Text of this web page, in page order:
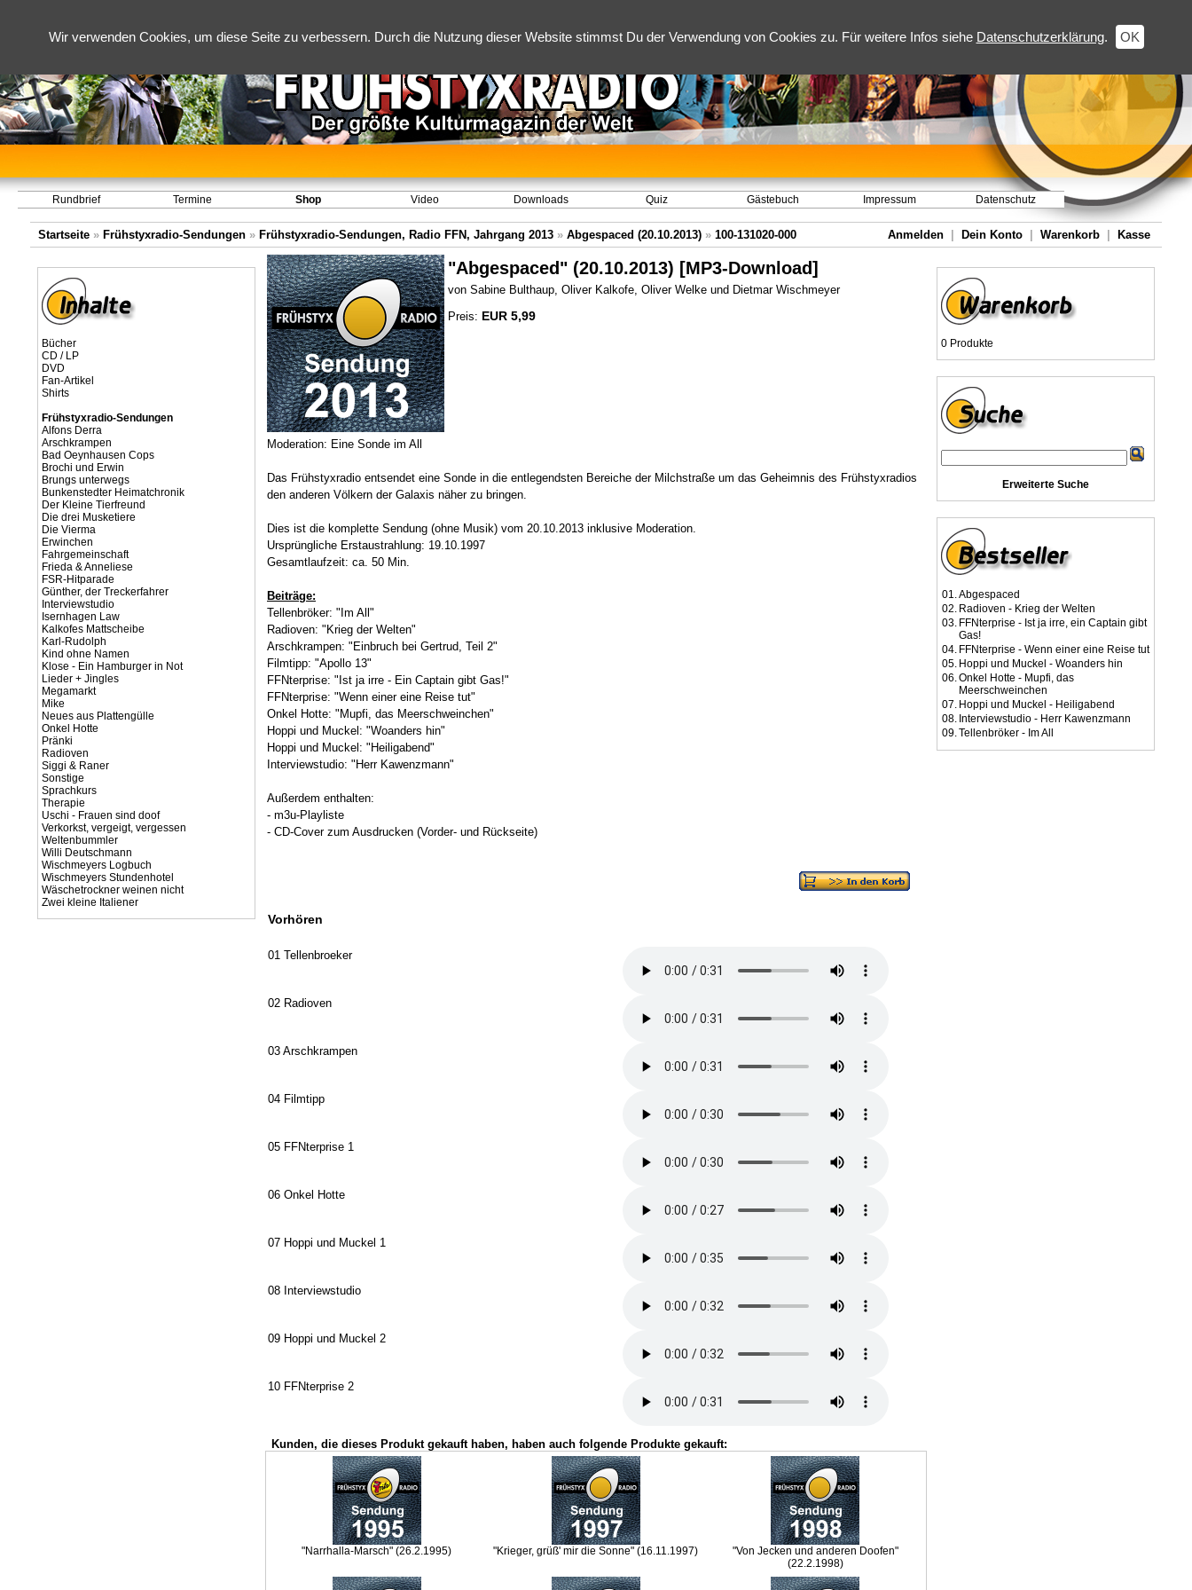
Wir verwenden Cookies, um diese Seite zu verbessern. Durch die Nutzung dieser Website stimmst Du der Verwendung von Cookies zu. Für weitere Infos siehe Datenschutzerklärung. OK
Rundbrief Termine Shop Video Downloads Quiz Gästebuch Impressum Datenschutz
Startseite » Frühstyxradio-Sendungen » Frühstyxradio-Sendungen, Radio FFN, Jahrgang 2013 » Abgespaced (20.10.2013) » 100-131020-000 Anmelden Dein Konto Warenkorb Kasse
Bücher
CD / LP
DVD
Fan-Artikel
Shirts
Frühstyxradio-Sendungen
Alfons Derra
Arschkrampen
Bad Oeynhausen Cops
Brochi und Erwin
Brungs unterwegs
Bunkenstedter Heimatchronik
Der Kleine Tierfreund
Die drei Musketiere
Die Vierma
Erwinchen
Fahrgemeinschaft
Frieda & Anneliese
FSR-Hitparade
Günther, der Treckerfahrer
Interviewstudio
Isernhagen Law
Kalkofes Mattscheibe
Karl-Rudolph
Kind ohne Namen
Klose - Ein Hamburger in Not
Lieder + Jingles
Megamarkt
Mike
Neues aus Plattengülle
Onkel Hotte
Pränki
Radioven
Siggi & Raner
Sonstige
Sprachkurs
Therapie
Uschi - Frauen sind doof
Verkorkst, vergeigt, vergessen
Weltenbummler
Willi Deutschmann
Wischmeyers Logbuch
Wischmeyers Stundenhotel
Wäschetrockner weinen nicht
Zwei kleine Italiener
"Abgespaced" (20.10.2013) [MP3-Download]
von Sabine Bulthaup, Oliver Kalkofe, Oliver Welke und Dietmar Wischmeyer
Preis: EUR 5,99
Moderation: Eine Sonde im All
Das Frühstyxradio entsendet eine Sonde in die entlegendsten Bereiche der Milchstraße um das Geheimnis des Frühstyxradios
den anderen Völkern der Galaxis näher zu bringen.
Dies ist die komplette Sendung (ohne Musik) vom 20.10.2013 inklusive Moderation.
Ursprüngliche Erstaustrahlung: 19.10.1997
Gesamtlaufzeit: ca. 50 Min.
Beiträge:
Tellenbröker: "Im All"
Radioven: "Krieg der Welten"
Arschkrampen: "Einbruch bei Gertrud, Teil 2"
Filmtipp: "Apollo 13"
FFNterprise: "Ist ja irre - Ein Captain gibt Gas!"
FFNterprise: "Wenn einer eine Reise tut"
Onkel Hotte: "Mupfi, das Meerschweinchen"
Hoppi und Muckel: "Woanders hin"
Hoppi und Muckel: "Heiligabend"
Interviewstudio: "Herr Kawenzmann"
Außerdem enthalten:
- m3u-Playliste
- CD-Cover zum Ausdrucken (Vorder- und Rückseite)
Vorhören
01 Tellenbroeker
02 Radioven
03 Arschkrampen
04 Filmtipp
05 FFNterprise 1
06 Onkel Hotte
07 Hoppi und Muckel 1
08 Interviewstudio
09 Hoppi und Muckel 2
10 FFNterprise 2
Kunden, die dieses Produkt gekauft haben, haben auch folgende Produkte gekauft:
"Narrhalla-Marsch" (26.2.1995) "Krieger, grüß' mir die Sonne" (16.11.1997)
"Von Jecken und anderen Doofen"
(22.2.1998)
0 Produkte
Erweiterte Suche
01.Abgespaced
02. Radioven - Krieg der Welten
03. FFNterprise - Ist ja irre, ein Captain gibt
Gas!
04. FFNterprise - Wenn einer eine Reise tut
05. Hoppi und Muckel - Woanders hin
06.Onkel Hotte - Mupfi, das
Meerschweinchen
07. Hoppi und Muckel - Heiligabend
08. Interviewstudio - Herr Kawenzmann
09.Tellenbröker - Im All